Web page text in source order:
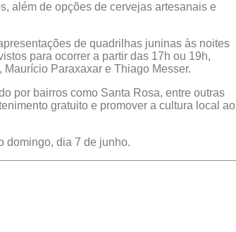
além de opções de cervejas artesanais e
de quadrilhas juninas às noites
para ocorrer a partir das 17h ou 19h,
Paraxaxar e Thiago Messer.
por bairros como Santa Rosa, entre outras
gratuito e promover a cultura local ao
domingo, dia 7 de junho.